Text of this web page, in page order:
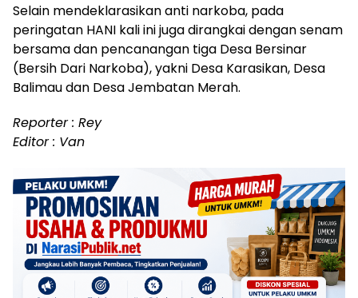
Selain mendeklarasikan anti narkoba, pada
peringatan HANI kali ini juga dirangkai dengan senam
bersama dan pencanangan tiga Desa Bersinar
(Bersih Dari Narkoba), yakni Desa Karasikan, Desa
Balimau dan Desa Jembatan Merah.
Reporter : Rey
Editor : Van